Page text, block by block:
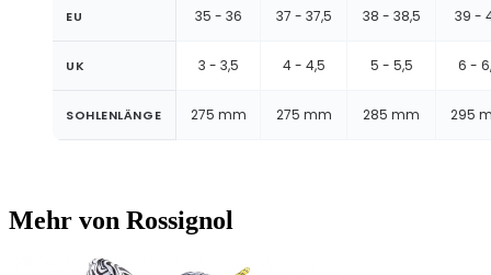
EU 35 - 36 37 - 37,5 38 - 38,5 39 -
UK 3 - 3,5 4 - 4,5 5 - 5,5 6 -
SOHLENLÄNGE 275 mm 275 mm 285 mm 295
Mehr von Rossignol